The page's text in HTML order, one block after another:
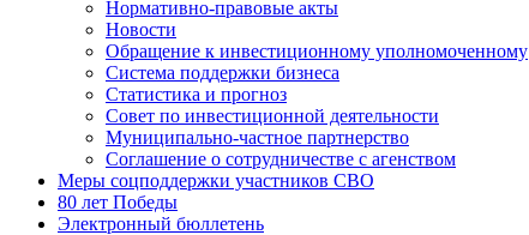
Нормативно-правовые акты
Новости
Обращение к инвестиционному уполномоченному
Система поддержки бизнеса
Статистика и прогноз
Совет по инвестиционной деятельности
Муниципально-частное партнерство
Соглашение о сотрудничестве с агенством
Меры соцподдержки участников СВО
80 лет Победы
Электронный бюллетень